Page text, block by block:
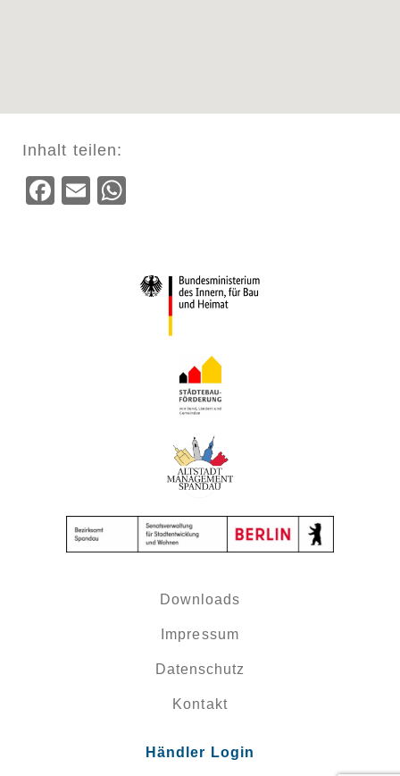
Inhalt teilen:
Facebook
Email
Downloads
Impressum
Datenschutz
Kontakt
Händler Login